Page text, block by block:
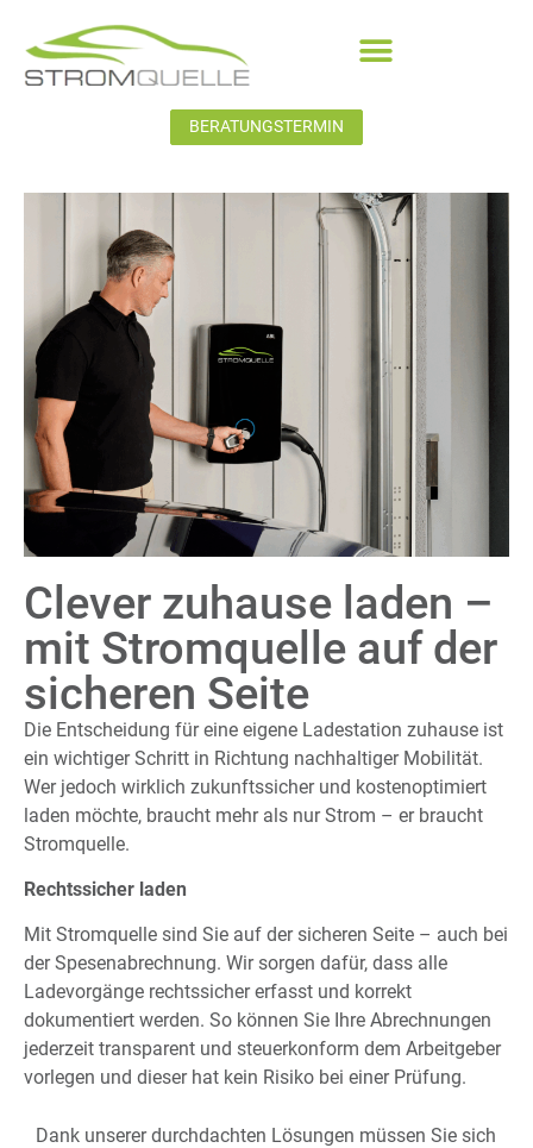
BERATUNGSTERMIN
Clever zuhause laden –
mit Stromquelle auf der
sicheren Seite
Die Entscheidung für eine eigene Ladestation zuhause ist
ein wichtiger Schritt in Richtung nachhaltiger Mobilität.
Wer jedoch wirklich zukunftssicher und kostenoptimiert
laden möchte, braucht mehr als nur Strom – er braucht
Stromquelle.
Rechtssicher laden
Mit Stromquelle sind Sie auf der sicheren Seite – auch bei
der Spesenabrechnung. Wir sorgen dafür, dass alle
Ladevorgänge rechtssicher erfasst und korrekt
dokumentiert werden. So können Sie Ihre Abrechnungen
jederzeit transparent und steuerkonform dem Arbeitgeber
vorlegen und dieser hat kein Risiko bei einer Prüfung.
Dank unserer durchdachten Lösungen müssen Sie sich